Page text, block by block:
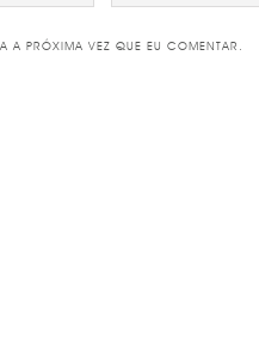
A PRÓXIMA VEZ QUE EU COMENTAR.